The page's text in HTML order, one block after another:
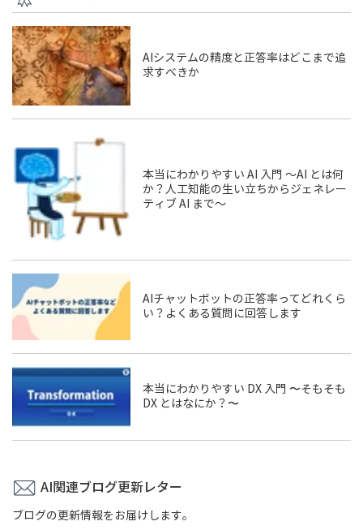
AIシステムの精度と正答率はどこまで追
求すべきか
本当にわかりやすい AI 入門 ～AI とは何
か？人工知能の生い立ちからジェネレー
ティブ AI まで～
AIチャットボットの正答率ってどれくら
い？よくある質問に回答します
本当にわかりやすい DX 入門 〜そもそも
DX とはなにか？〜
AI関連ブログ更新レター
ブログの更新情報をお届けします。